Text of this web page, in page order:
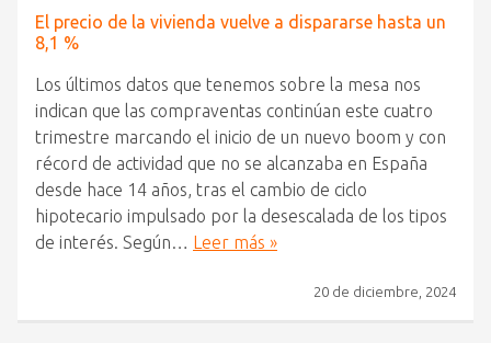
El precio de la vivienda vuelve a dispararse hasta un
8,1 %
Los últimos datos que tenemos sobre la mesa nos
indican que las compraventas continúan este cuatro
trimestre marcando el inicio de un nuevo boom y con
récord de actividad que no se alcanzaba en España
desde hace 14 años, tras el cambio de ciclo
hipotecario impulsado por la desescalada de los tipos
de interés. Según… Leer más »
20 de diciembre, 2024